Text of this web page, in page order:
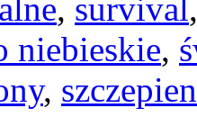
, survival
niebieskie,
,